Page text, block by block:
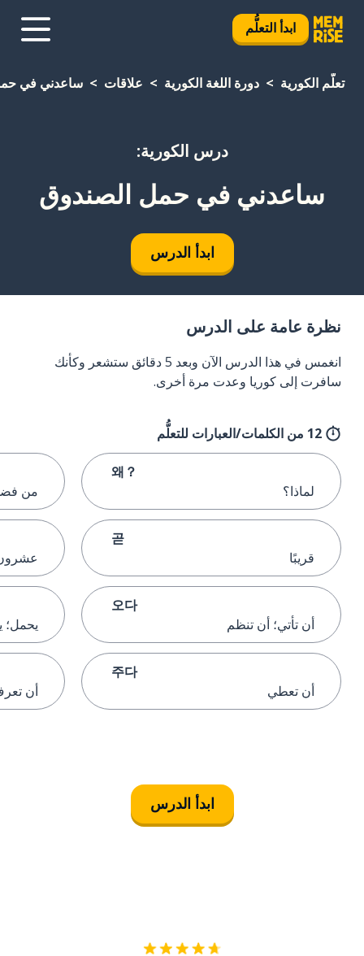
ابدأ التعلُّم
تعلَّم الكورية دورة اللغة الكورية علاقات ساعدني في
درس الكورية:
ساعدني في حمل الصندوق
ابدأ الدرس
نظرة عامة على الدرس
انغمس في هذا الدرس الآن وبعد 5 دقائق ستشعر وكأنك
سافرت إلى كوريا وعدت مرة أخرى.
12 من الكلمات/العبارات للتعلُّم
왜？
لماذا؟
곧
قريبًا
오다
أن تأتي؛ أن تنظم
주다
أن تعطي
من
أن
ابدأ الدرس